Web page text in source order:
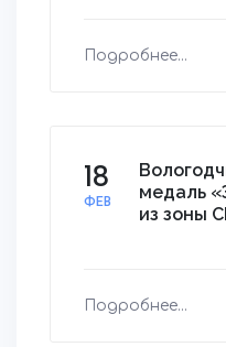
Подробнее...
18
ФЕВ
медаль
из зоны
Подробнее...